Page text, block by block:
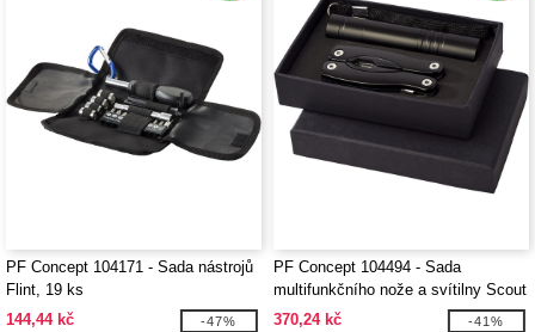
PF Concept 104171 - Sada nástrojů
Flint, 19 ks
144,44 kč
-47%
PF Concept 104494 - Sada
multifunkčního nože a svítilny Scout
370,24 kč
-41%